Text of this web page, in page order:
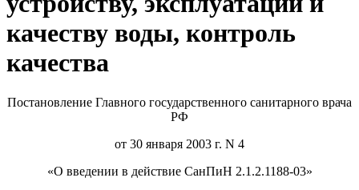
качеству воды, контроль
качества
Постановление Главного государственного санитарного врача
РФ
от 30 января 2003 г. N 4
«О введении в действие СанПиН 2.1.2.1188-03»